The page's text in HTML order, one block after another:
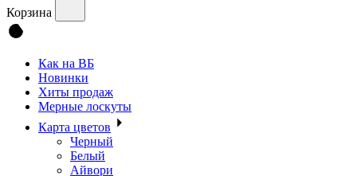
Корзина
Как на ВБ
Новинки
Хиты продаж
Мерные лоскуты
Карта цветов
Черный
Белый
Айвори